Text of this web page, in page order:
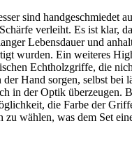
sind handgeschmiedet
verleiht. Es ist klar,
Lebensdauer und
wurden. Ein weiteres
Echtholzgriffe, die
Hand sorgen, selbst bei
in der Optik überzeugen.
die Farbe der
zu wählen, was dem Set